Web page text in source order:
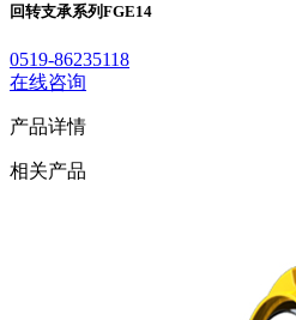
回转支承系列 FGE14
0519-86235118
在线咨询
产品详情
相关产品